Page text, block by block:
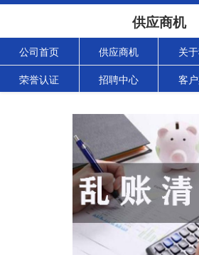
供应商机
公司首页 供应商机 关
荣誉认证 招聘中心 客